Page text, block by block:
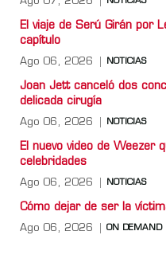
El viaje de Serú Girán por
capítulo
Ago 06, 2026 NOTICIAS
Joan Jett canceló dos
delicada cirugía
Ago 06, 2026 NOTICIAS
El nuevo video de Weezer
celebridades
Ago 06, 2026 NOTICIAS
Cómo dejar de ser la
Ago 06, 2026 ON DEMAND